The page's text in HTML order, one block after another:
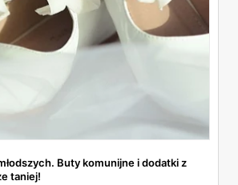
Buty komunijne i dodatki z
taniej!